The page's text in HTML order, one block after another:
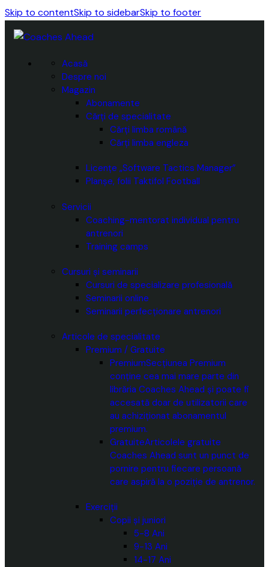
Skip to contentSkip to sidebarSkip to footer
Acasă
Despre noi
Magazin
Abonamente
Cărți de specialitate
Cărți limba română
Cărți limba engleza
Licențe „Software Tactics Manager”
Planșe, folii Taktifol Football
Servicii
Coaching-mentorat individual pentru
antrenori
Training camps
Cursuri și seminarii
Cursuri de specializare profesională
Seminarii online
Seminarii perfecționare antrenori
Articole de specialitate
Premium / Gratuite
PremiumSecțiunea Premium
conține cea mai mare parte din
librăria Coaches Ahead și poate fi
accesată doar de utilizatorii care
au achiziționat abonamentul
premium.
GratuiteArticolele gratuite
Coaches Ahead sunt un punct de
pornire pentru fiecare persoană
care aspiră la o poziție de antrenor.
Exerciții
Copii și juniori
5-8 Ani
9-13 Ani
14-17 Ani